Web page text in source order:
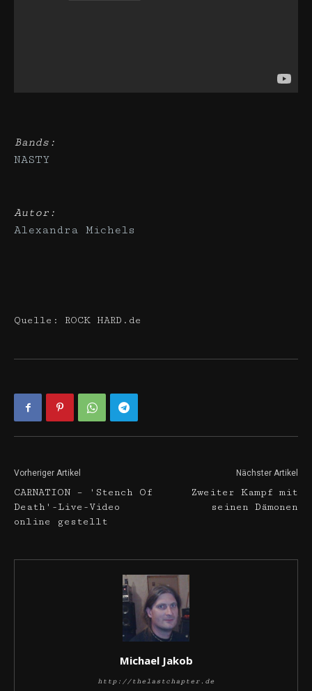
Bands:
NASTY
Autor:
Alexandra Michels
Quelle: ROCK HARD.de
Vorheriger Artikel
CARNATION – 'Stench Of
Death'-Live-Video
online gestellt
Nächster Artikel
Zweiter Kampf mit
seinen Dämonen
Michael Jakob
http://thelastchapter.de